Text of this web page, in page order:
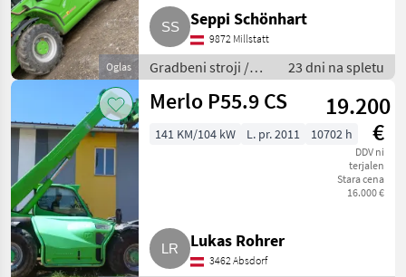
Oglas
Seppi Schönhart
9872 Millstatt
Gradbeni stroji /
Teleskopski
nakladalniki
23 dni na spletu
Merlo P55.9 CS
19.200
€
DDV ni
terjalen
Stara cena
16.000 €
141 KM/104 kW L. pr. 2011 10702 h
Lukas Rohrer
3462 Absdorf